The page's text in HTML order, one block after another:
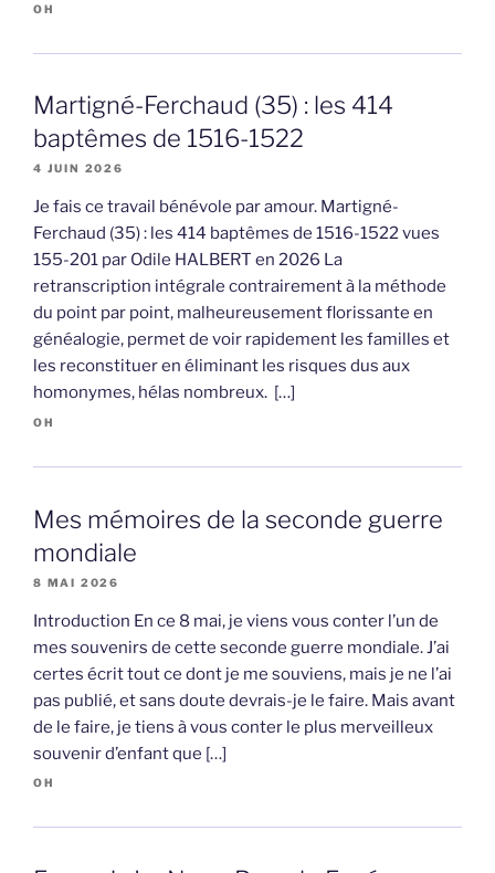
OH
Martigné-Ferchaud (35) : les 414
baptêmes de 1516-1522
4 JUIN 2026
Je fais ce travail bénévole par amour. Martigné-
Ferchaud (35) : les 414 baptêmes de 1516-1522 vues
155-201 par Odile HALBERT en 2026 La
retranscription intégrale contrairement à la méthode
du point par point, malheureusement florissante en
généalogie, permet de voir rapidement les familles et
les reconstituer en éliminant les risques dus aux
homonymes, hélas nombreux. […]
OH
Mes mémoires de la seconde guerre
mondiale
8 MAI 2026
Introduction En ce 8 mai, je viens vous conter l’un de
mes souvenirs de cette seconde guerre mondiale. J’ai
certes écrit tout ce dont je me souviens, mais je ne l’ai
pas publié, et sans doute devrais-je le faire. Mais avant
de le faire, je tiens à vous conter le plus merveilleux
souvenir d’enfant que […]
OH